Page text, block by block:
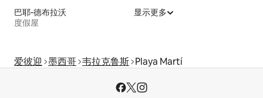
巴耶-德布拉沃
度假屋
显示更多
爱彼迎 墨西哥 韦拉克鲁斯 Playa Martí